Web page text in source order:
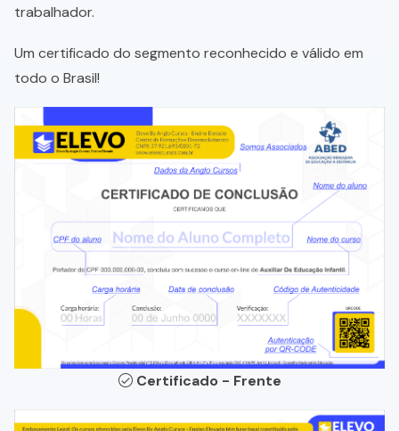
trabalhador.
Um certificado do segmento reconhecido e válido em
todo o Brasil!
Certificado - Frente